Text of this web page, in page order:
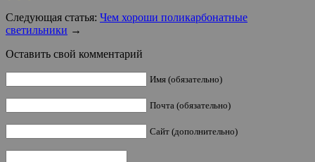
Следующая статья: Чем хороши поликарбонатные
светильники →
Оставить свой комментарий
Имя (обязательно)
Почта (обязательно)
Сайт (дополнительно)